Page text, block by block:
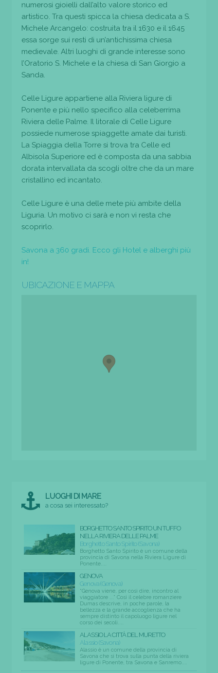
numerosi gioielli dall’alto valore storico ed
artistico. Tra questi spicca la chiesa dedicata a S.
Michele Arcangelo: costruita tra il 1630 e il 1645
essa sorge sui resti di un’antichissima chiesa
medievale. Altri luoghi di grande interesse sono
l’Oratorio S. Michele e la chiesa di San Giorgio a
Sanda.
Celle Ligure appartiene alla Riviera ligure di
Ponente e più nello specifico alla celeberrima
Riviera delle Palme. Il litorale di Celle Ligure
possiede numerose spiaggette amate dai turisti.
La Spiaggia della Torre si trova tra Celle ed
Albisola Superiore ed è composta da una sabbia
dorata intervallata da scogli oltre che da un mare
cristallino ed incantato.
Celle Ligure è una delle mete più ambite della
Liguria. Un motivo ci sarà e non vi resta che
scoprirlo.
Savona a 360 gradi. Ecco gli Hotel e alberghi più
in!
UBICAZIONE E MAPPA
LUOGHI DI MARE
a cosa sei interessato?
BORGHETTO SANTO SPIRITO UN TUFFO
NELLA RIVIERA DELLE PALME
Borghetto Santo Spirito (Savona)
Borghetto Santo Spirito è un comune della
provincia di Savona nella Riviera Ligure di
Ponente....
GENOVA
Genova (Genova)
“Genova viene, per così dire, incontro al
viaggiatore ...” Così il celebre romanziere
Dumas descrive, in poche parole, la
bellezza e la grande accoglienza che ha
sempre distinto il capoluogo ligure nel
corso dei secoli....
ALASSIO LA CITTÀ DEL MURETTO
Alassio (Savona)
Alassio è un comune della provincia di
Savona che si trova sulla punta della riviera
ligure di Ponente, tra Savona e Sanremo....